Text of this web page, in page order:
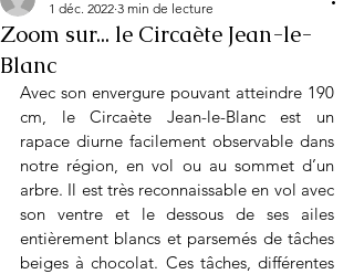
Zoom sur... le Circaète Jean-le-
Blanc
1 déc. 2022 3 min de lecture
Avec son envergure pouvant atteindre 190
cm, le Circaète Jean-le-Blanc est un
rapace diurne facilement observable dans
notre région, en vol ou au sommet d’un
arbre. Il est très reconnaissable en vol avec
son ventre et le dessous de ses ailes
entièrement blancs et parsemés de tâches
beiges à chocolat. Ces tâches, différentes